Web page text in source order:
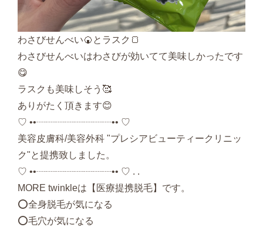
わさびせんべい🍘とラスク🍞
わさびせんべいはわさびが効いてて美味しかったです
😋
ラスクも美味しそう🥰
ありがたく頂きます😊
♡ ••┈┈┈┈┈┈┈┈•• ♡
美容皮膚科/美容外科 "プレシアビューティークリニッ
ク"と提携致しました。
♡ ••┈┈┈┈┈┈┈┈•• ♡ . .
MORE twinkleは【医療提携脱毛】です。
⭕️全身脱毛が気になる
⭕️毛穴が気になる